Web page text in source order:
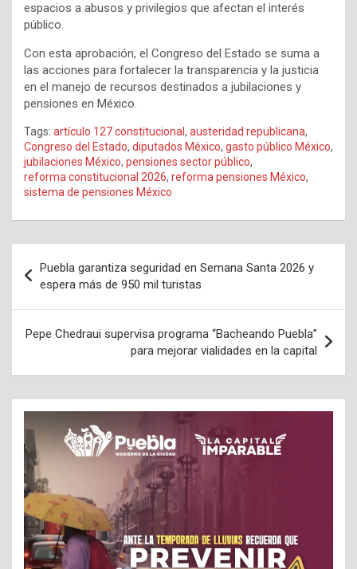
espacios a abusos y privilegios que afectan el interés
público.
Con esta aprobación, el Congreso del Estado se suma a
las acciones para fortalecer la transparencia y la justicia
en el manejo de recursos destinados a jubilaciones y
pensiones en México.
Tags: artículo 127 constitucional, austeridad republicana,
Congreso del Estado, diputados México, gasto público México,
jubilaciones México, pensiones sector público,
reforma constitucional 2026, reforma pensiones México,
sistema de pensiones México
de
entradas
Puebla garantiza seguridad en Semana Santa 2026 y
espera más de 950 mil turistas
Pepe Chedraui supervisa programa “Bacheando Puebla”
para mejorar vialidades en la capital